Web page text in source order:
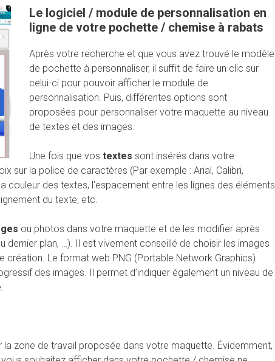
Le logiciel / module de personnalisation en
ligne de votre pochette / chemise à rabats
Après votre recherche et que vous avez trouvé le modèle
de pochette à personnaliser, il suffit de faire un clic sur
celui-ci pour pouvoir afficher le module de
personnalisation. Puis, différentes options sont
proposées pour personnaliser votre maquette au niveau
de textes et des images.
Une fois que vos textes sont insérés dans votre
sur la police de caractères (Par exemple : Arial, Calibri,
couleur des textes, l’espacement entre les lignes des éléments
du texte, etc.
ou photos dans votre maquette et de les modifier après
dernier plan, …). Il est vivement conseillé de choisir les images
création. Le format web PNG (Portable Network Graphics)
des images. Il permet d’indiquer également un niveau de
zone de travail proposée dans votre maquette. Évidemment,